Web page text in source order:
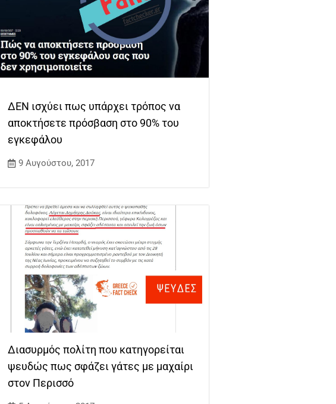
ΔΕΝ ισχύει πως υπάρχει τρόπος να
αποκτήσετε πρόσβαση στο 90% του
εγκεφάλου
9 Αυγούστου, 2017
Διασυρμός πολίτη που κατηγορείται
ψευδώς πως σφάζει γάτες με μαχαίρι
στον Περισσό